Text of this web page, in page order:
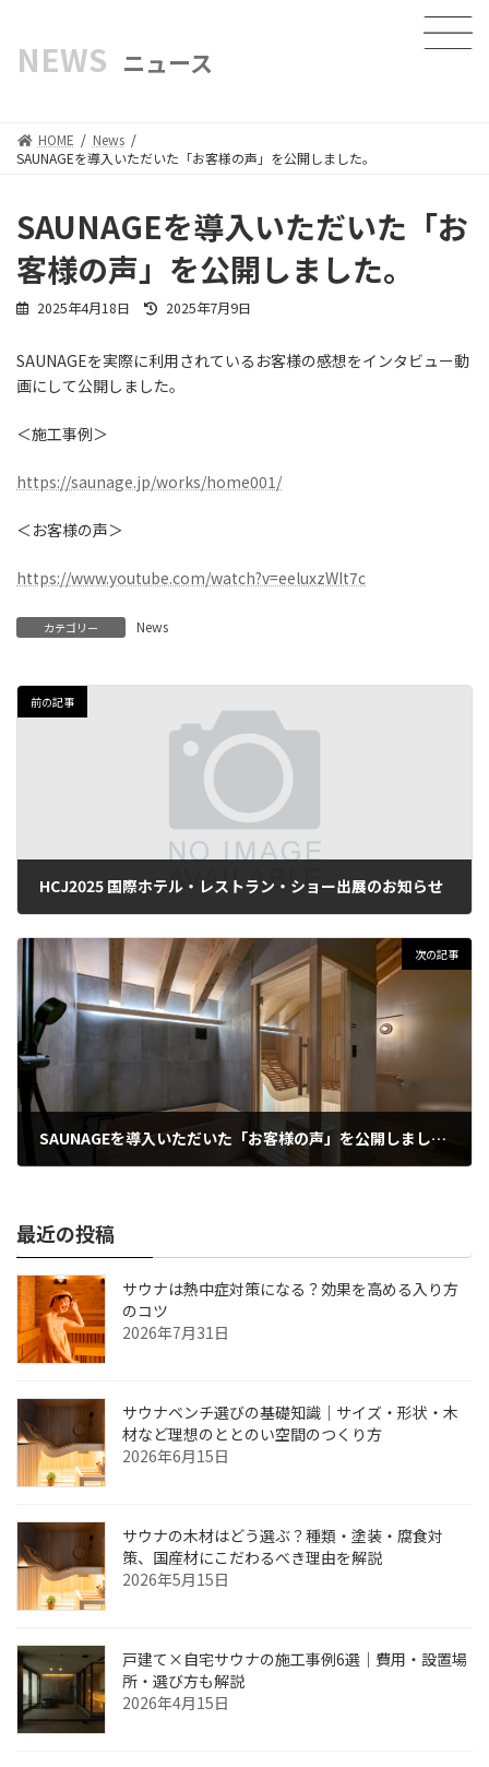
NEWS ニュース
HOME
News
SAUNAGEを導入いただいた「お客様の声」を公開しました。
SAUNAGEを導入いただいた「お
客様の声」を公開しました。
2025年4月18日
最
新
日
2025年7月9日
SAUNAGEを実際に利用されているお客様の感想をインタビュー動
画にして公開しました。
＜施工事例＞
https://saunage.jp/works/home001/
＜お客様の声＞
https://www.youtube.com/watch?v=eeluxzWIt7c
カテゴリー News
前の記事
HCJ2025 国際ホテル・レストラン・ショー出展のお知らせ
次の記事
SAUNAGEを導入いただいた「お客様の声」を公開しました。
最近の投稿
サウナは熱中症対策になる？効果を高める入り方
のコツ
2026年7月31日
サウナベンチ選びの基礎知識｜サイズ・形状・木
材など理想のととのい空間のつくり方
2026年6月15日
サウナの木材はどう選ぶ？種類・塗装・腐食対
策、国産材にこだわるべき理由を解説
2026年5月15日
戸建て×自宅サウナの施工事例6選｜費用・設置場
所・選び方も解説
2026年4月15日